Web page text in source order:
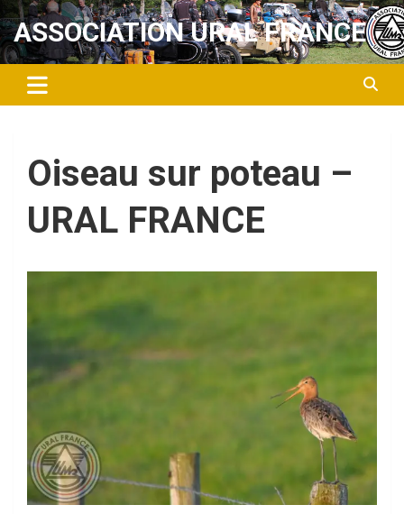
Aller
au
contenu
ASSOCIATION URAL FRANCE
Oiseau sur poteau –
URAL FRANCE